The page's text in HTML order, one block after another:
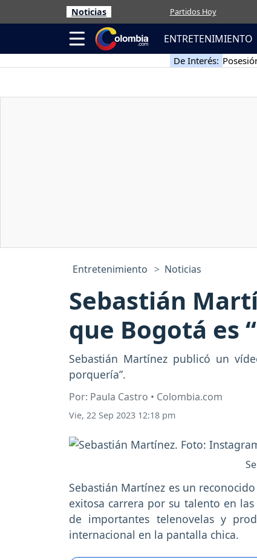
Noticias Partidos Hoy
ENTRETENIMIENTO
De Interés:
Entretenimiento Noticias
Sebastián
que Bogotá es
Sebastián Martínez publicó un
porquería”.
Por: Paula Castro • Colombia.com
Vie, 22 Sep 2023 12:18 pm
Sebastián Martínez es un
exitosa carrera por su talento en
de importantes telenovelas y
internacional en la pantalla chica.